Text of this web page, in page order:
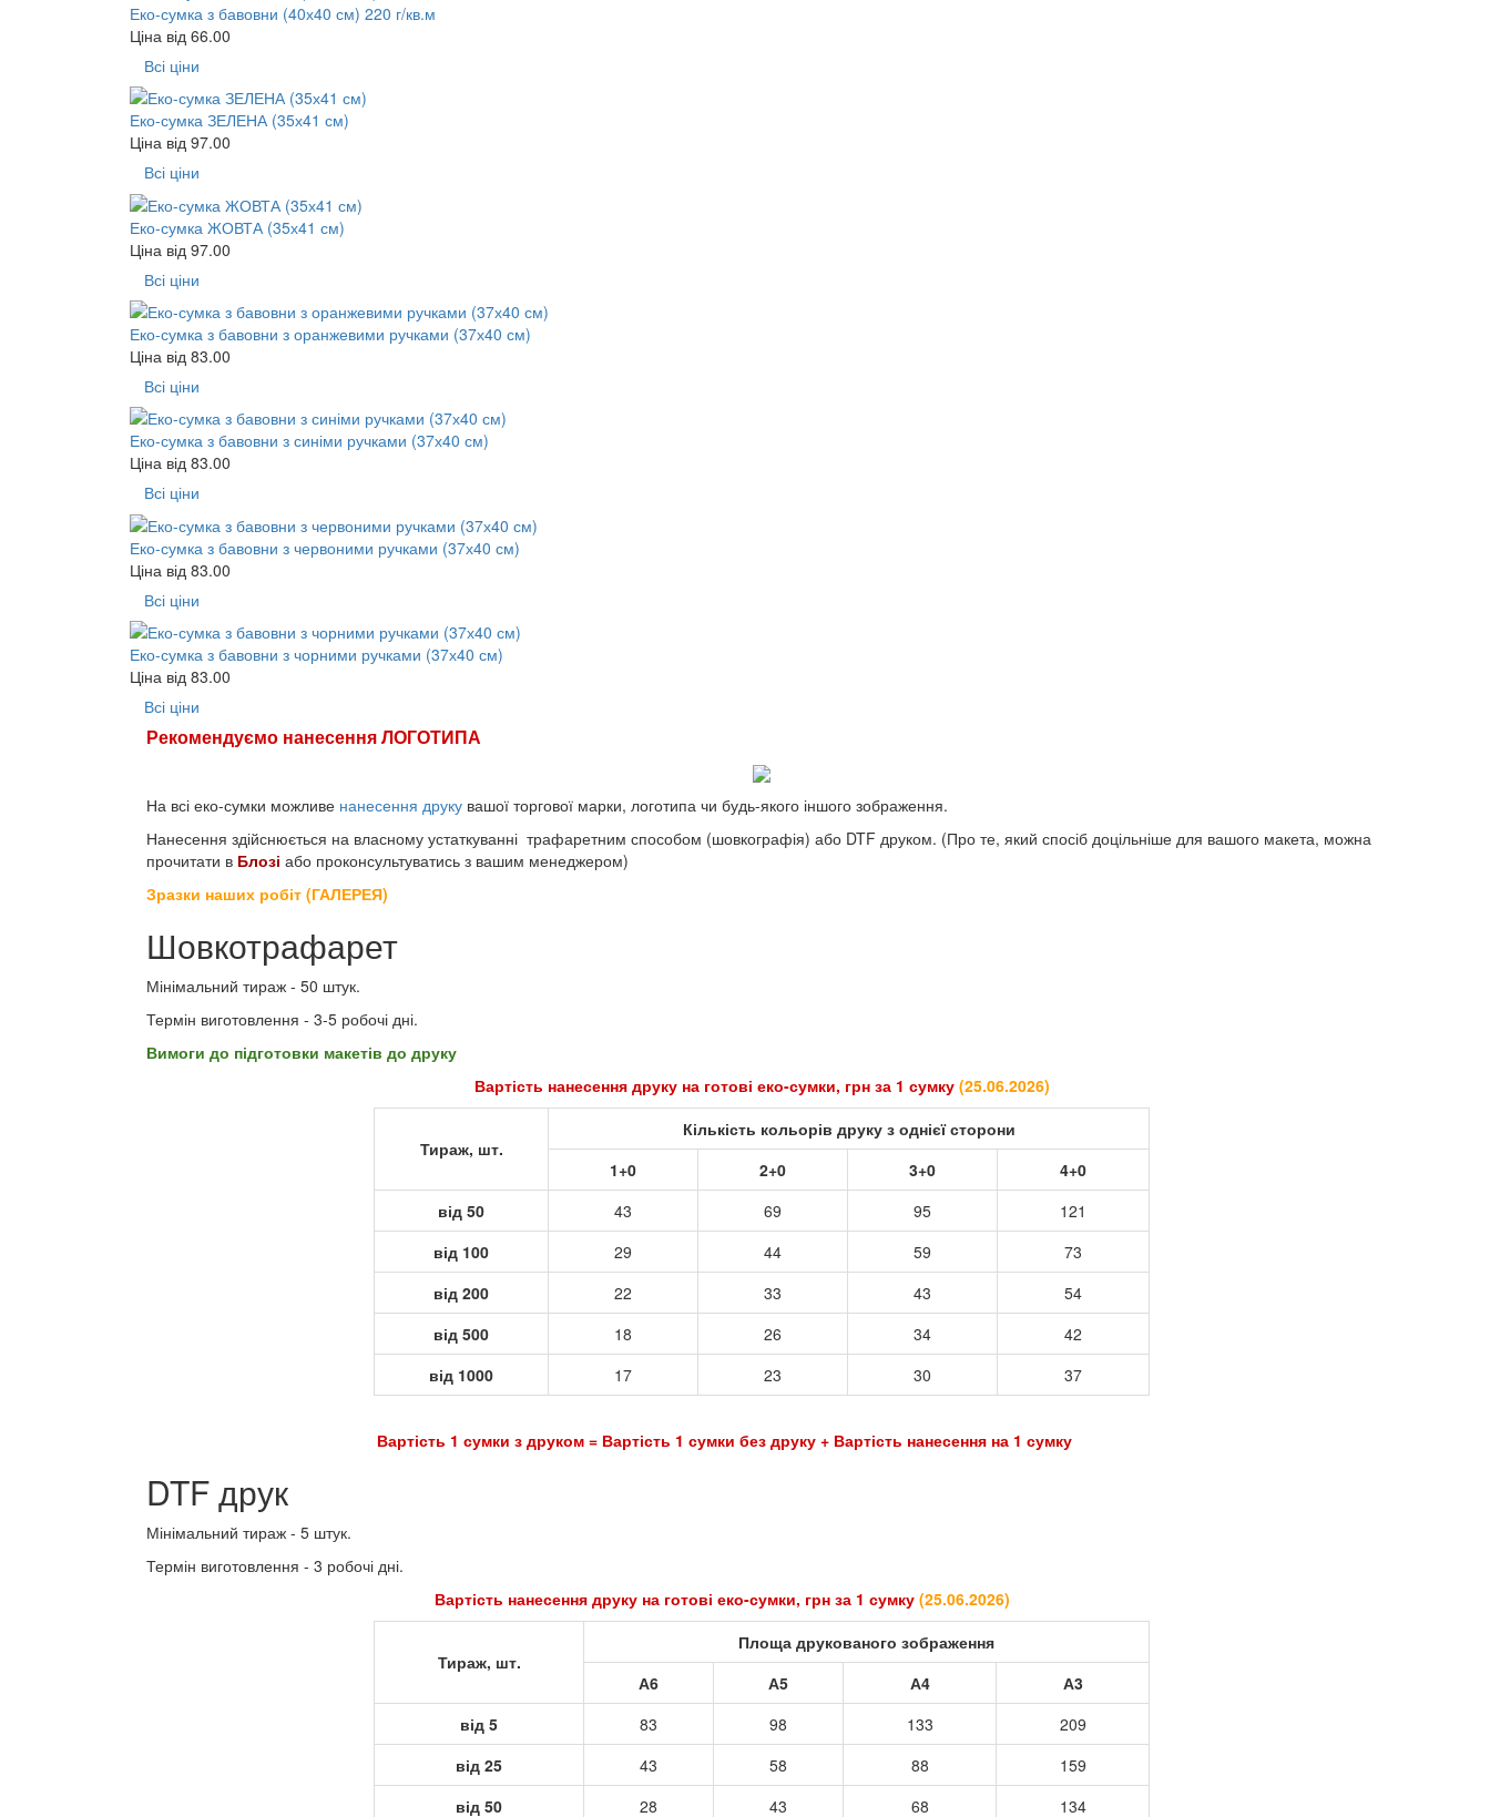
Еко-сумка з бавовни (40х40 см) 220 г/кв.м
Ціна від 66.00
Всі ціни
Еко-сумка ЗЕЛЕНА (35х41 см)
Ціна від 97.00
Всі ціни
Еко-сумка ЖОВТА (35х41 см)
Ціна від 97.00
Всі ціни
Еко-сумка з бавовни з оранжевими ручками (37х40 см)
Ціна від 83.00
Всі ціни
Еко-сумка з бавовни з синіми ручками (37х40 см)
Ціна від 83.00
Всі ціни
Еко-сумка з бавовни з червоними ручками (37х40 см)
Ціна від 83.00
Всі ціни
Еко-сумка з бавовни з чорними ручками (37х40 см)
Ціна від 83.00
Всі ціни
Рекомендуємо нанесення ЛОГОТИПА
На всі еко-сумки можливе нанесення друку вашої торгової марки, логотипа чи будь-якого іншого зображення.
Нанесення здійснюється на власному устаткуванні трафаретним способом (шовкографія) або DTF друком. (Про те, який спосіб доцільніше для вашого макета, можна
прочитати в Блозі або проконсультуватись з вашим менеджером)
Зразки наших робіт (ГАЛЕРЕЯ)
Шовкотрафарет
Мінімальний тираж - 50 штук.
Термін виготовлення - 3-5 робочі дні.
Вимоги до підготовки макетів до друку
Вартість нанесення друку на готові еко-сумки, грн за 1 сумку (25.06.2026)
Тираж, шт.
Кількість кольорів друку з однієї сторони
1+0
2+0 3+0
4+0
від 50
43 69 95
121
від 100
29 44 59
73
від 200
22 33 43
54
від 500
18 26 34
42
від 1000
17 23 30 37
Вартість 1 сумки з друком = Вартість 1 сумки без друку + Вартість нанесення на 1 сумку
DTF друк
Мінімальний тираж - 5 штук.
Термін виготовлення - 3 робочі дні.
Вартість нанесення друку на готові еко-сумки, грн за 1 сумку (25.06.2026)
Тираж, шт.
Площа друкованого зображення
А6
А5 А4
А3
від 5
83 98 133
209
від 25
43 58 88
159
від 50
28 43 68 134